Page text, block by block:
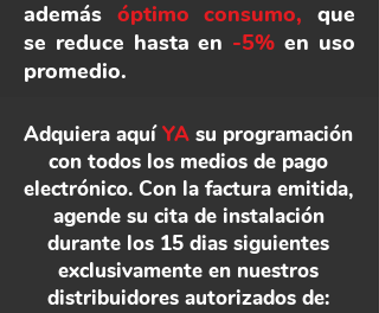
además óptimo consumo, que
se reduce hasta en -5%en uso
promedio.
Adquiera aquíYA su programación
con todos los medios de pago
electrónico. Con la factura emitida,
agende su cita de instalación
durante los 15 dias siguientes
exclusivamente en nuestros
distribuidores autorizados de: